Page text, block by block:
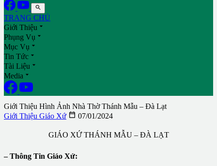

TRANG CHỦ
Giới Thiệu 
Phụng Vụ 
Mục Vụ 
Tin Tức 
Tài Liệu 
Media 
Giới Thiệu Hình Ảnh Nhà Thờ Thánh Mẫu – Đà Lạt
Giới Thiệu Giáo Xứ  07/01/2024
GIÁO XỨ THÁNH MẪU – ĐÀ LẠT
– Thông Tin Giáo Xứ: